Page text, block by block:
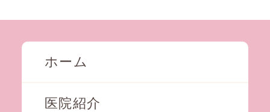
ホーム
医院紹介